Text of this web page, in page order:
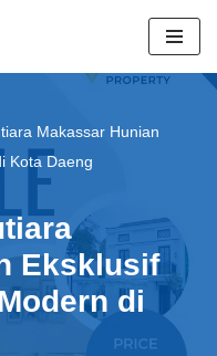
Makassar Hunian
Kota Daeng
Eksklusif
di